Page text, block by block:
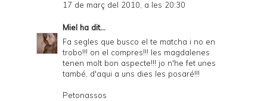
17 de març del 2010, a les 20:30
Miel ha dit...
Fa segles que busco el te matcha i no en
trobo!!! on el compres!!! les magdalenes
tenen molt bon aspecte!!! jo n'he fet unes
també, d'aqui a uns dies les posaré!!!
Petonassos